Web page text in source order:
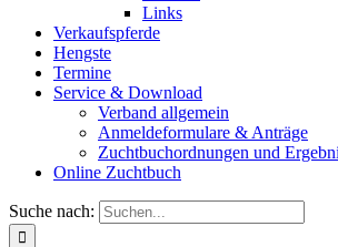
Links
Verkaufspferde
Hengste
Termine
Service & Download
Verband allgemein
Anmeldeformulare & Anträge
Zuchtbuchordnungen und
Online Zuchtbuch
Suche nach: